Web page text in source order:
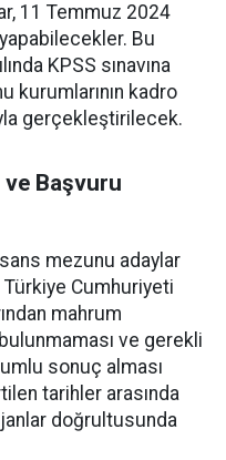
11 Temmuz 2024
Bu
KPSS sınavına
kurumlarının kadro
gerçekleştirilecek.
Başvuru
mezunu adaylar
Türkiye Cumhuriyeti
mahrum
ve gerekli
sonuç alması
tarihler arasında
doğrultusunda